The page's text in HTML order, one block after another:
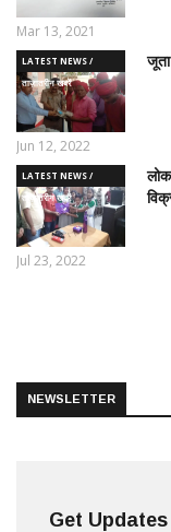
Mar 13, 2021
LATEST NEWS /
ताज़ातरीन खबरें
Jun 12, 2022
LATEST NEWS /
ताज़ातरीन खबरें
Jul 23, 2022
NEWSLETTER
Get Updates